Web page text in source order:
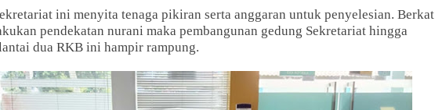
ini menyita tenaga pikiran serta anggaran untuk penyelesian. Berkat
pendekatan nurani maka pembangunan gedung Sekretariat hingga
dua RKB ini hampir rampung.